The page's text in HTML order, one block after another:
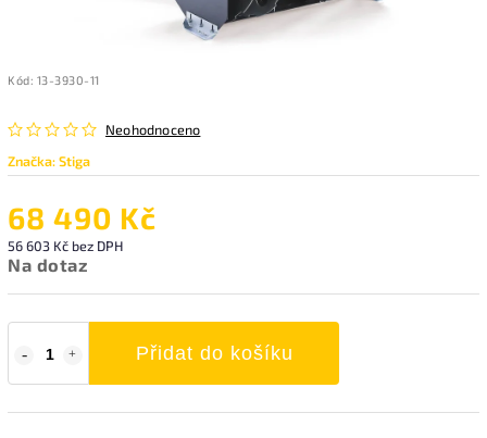
Kód: 13-3930-11
Neohodnoceno
Značka:Stiga
68 490 Kč
56 603 Kč bez DPH
Na dotaz
Přidat do košíku